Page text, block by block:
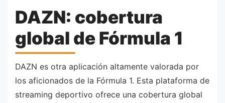
DAZN: cobertura
global de Fórmula 1
DAZN es otra aplicación altamente valorada por
los aficionados de la Fórmula 1. Esta plataforma de
streaming deportivo ofrece una cobertura global